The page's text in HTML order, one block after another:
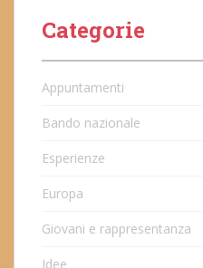
Categorie
Appuntamenti
Bando nazionale
Esperienze
Europa
Giovani e rappresentanza
Idee